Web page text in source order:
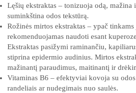
Lęšių ekstraktas – tonizuoja odą, mažina
suminkština odos tekstūrą.
Rožinės mirtos ekstraktas – ypač
rekomenduojamas naudoti esant
Ekstraktas pasižymi raminančiu,
stiprina epidermio audinius. Mirtos
mažinantį paraudimus, maitinantį ir
Vitaminas B6 – efektyviai kovoja su
randeliais ar nudegimais nuo saulės.